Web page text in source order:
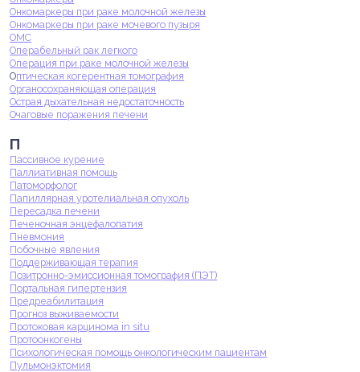
Онкомаркеры при раке молочной железы
Онкомаркеры при раке мочевого пузыря
ОМС
Операбельный рак легкого
Операция при раке молочной железы
Оптическая когерентная томография
Органосохраняющая операция
Острая дыхательная недостаточность
Очаговые поражения печени
П
Пассивное курение
Паллиативная помощь
Патоморфолог
Папиллярная уротелиальная опухоль
Пересадка печени
Печеночная энцефалопатия
Пневмония
Побочные явления
Поддерживающая терапия
Позитронно-эмиссионная томография (ПЭТ)
Портальная гипертензия
Предреабилитация
Прогноз выживаемости
Протоковая карцинома in situ
Протоонкогены
Психологическая помощь онкологическим пациентам
Пульмонэктомия